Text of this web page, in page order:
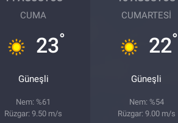
CUMA
23°
Güneşli
Nem: %61
Rüzgar: 9.50 m/s
CUMARTESI
22°
Güneşli
Nem: %54
Rüzgar: 9.00 m/s